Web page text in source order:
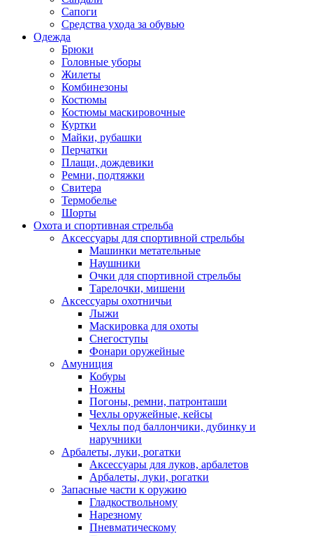
Сапоги
Средства ухода за обувью
Одежда
Брюки
Головные уборы
Жилеты
Комбинезоны
Костюмы
Костюмы маскировочные
Куртки
Майки, рубашки
Перчатки
Плащи, дождевики
Ремни, подтяжки
Свитера
Термобелье
Шорты
Охота и спортивная стрельба
Аксессуары для спортивной стрельбы
Машинки метательные
Наушники
Очки для спортивной стрельбы
Тарелочки, мишени
Аксессуары охотничьи
Лыжи
Маскировка для охоты
Снегоступы
Фонари оружейные
Амуниция
Кобуры
Ножны
Погоны, ремни, патронташи
Чехлы оружейные, кейсы
Чехлы под баллончики, дубинку и
наручники
Арбалеты, луки, рогатки
Аксессуары для луков, арбалетов
Арбалеты, луки, рогатки
Запасные части к оружию
Гладкоствольному
Нарезному
Пневматическому